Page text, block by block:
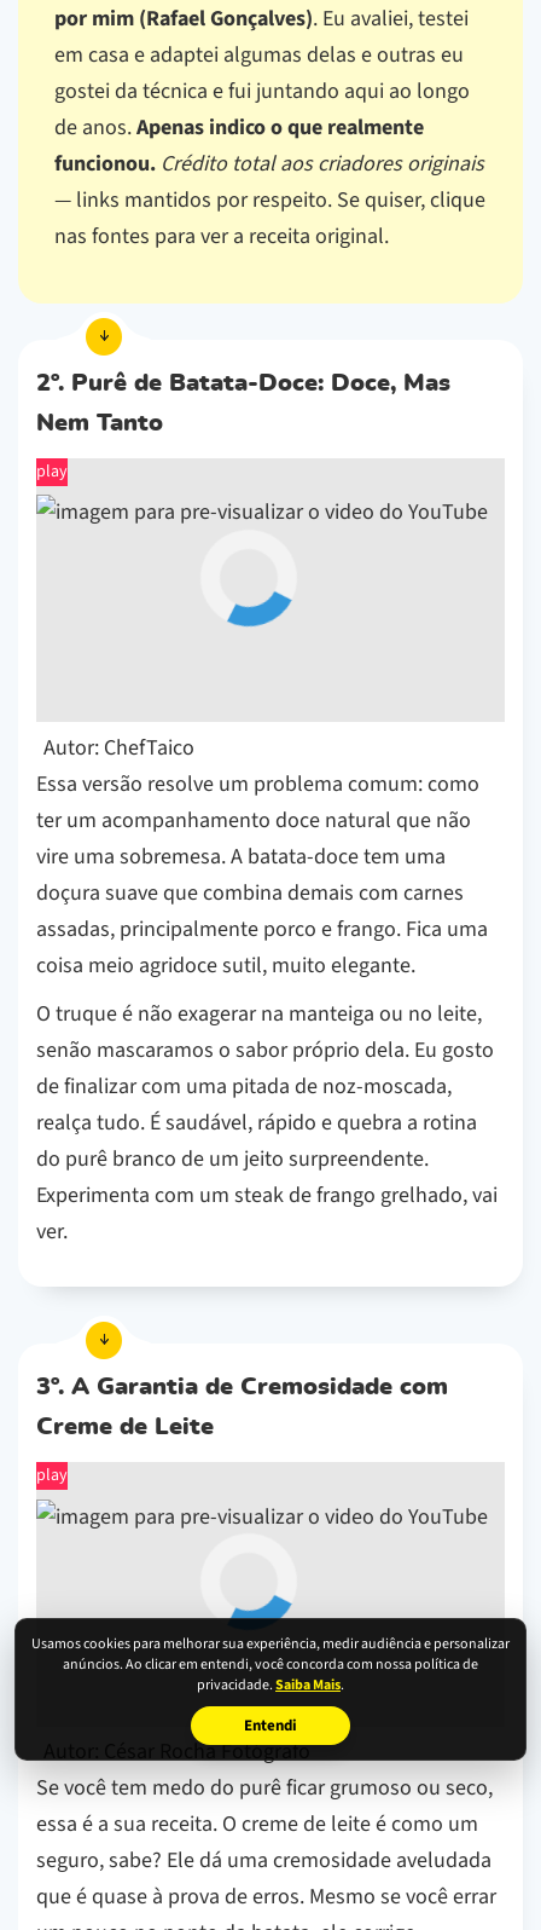
Usamos cookies para melhorar sua experiência, medir audiência e personalizar
anúncios. Ao clicar em entendi, você concorda com nossa política de
privacidade.Saiba Mais.
Entendi
por mim (Rafael Gonçalves). Eu avaliei, testei
em casa e adaptei algumas delas e outras eu
gostei da técnica e fui juntando aqui ao longo
de anos.Apenas indico o que realmente
funcionou. Crédito total aos criadores originais
— links mantidos por respeito. Se quiser, clique
nas fontes para ver a receita original.
2º. Purê de Batata-Doce: Doce, Mas
Nem Tanto
play
Autor: ChefTaico
Essa versão resolve um problema comum: como
ter um acompanhamento doce natural que não
vire uma sobremesa. A batata-doce tem uma
doçura suave que combina demais com carnes
assadas, principalmente porco e frango. Fica uma
coisa meio agridoce sutil, muito elegante.
O truque é não exagerar na manteiga ou no leite,
senão mascaramos o sabor próprio dela. Eu gosto
de finalizar com uma pitada de noz-moscada,
realça tudo. É saudável, rápido e quebra a rotina
do purê branco de um jeito surpreendente.
Experimenta com um steak de frango grelhado, vai
ver.
3º. A Garantia de Cremosidade com
Creme de Leite
play
Autor: César Rocha Fotógrafo
Se você tem medo do purê ficar grumoso ou seco,
essa é a sua receita. O creme de leite é como um
seguro, sabe? Ele dá uma cremosidade aveludada
que é quase à prova de erros. Mesmo se você errar